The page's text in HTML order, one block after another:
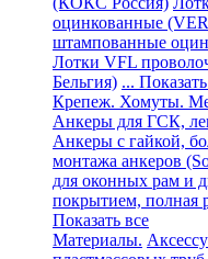
оцинкованные
штампованные
Лотки VFL
Бельгия) ...
Крепеж. Хомуты.
Анкеры для ГСК,
Анкеры с гайкой,
монтажа анкеров
для оконных рам и
покрытием, полная
Показать все
Материалы.